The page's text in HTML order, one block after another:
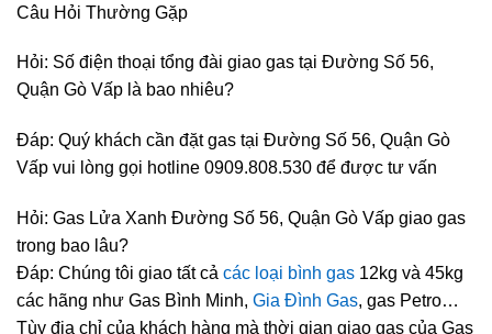
Câu Hỏi Thường Gặp
Hỏi: Số điện thoại tổng đài giao gas tại Đường Số 56,
Quận Gò Vấp là bao nhiêu?
Đáp: Quý khách cần đặt gas tại Đường Số 56, Quận Gò
Vấp vui lòng gọi hotline 0909.808.530 để được tư vấn
Hỏi: Gas Lửa Xanh Đường Số 56, Quận Gò Vấp giao gas
trong bao lâu?
Đáp: Chúng tôi giao tất cả các loại bình gas 12kg và 45kg
các hãng như Gas Bình Minh, Gia Đình Gas, gas Petro…
Tùy địa chỉ của khách hàng mà thời gian giao gas của Gas